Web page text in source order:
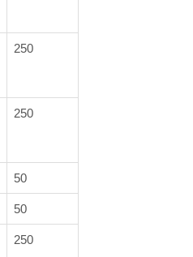
250
250
50
50
250